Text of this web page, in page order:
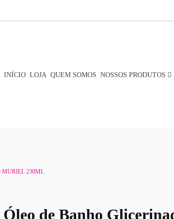
INÍCIO LOJA QUEM SOMOS NOSSOS PRODUTOS
230ML
Óleo de Banho